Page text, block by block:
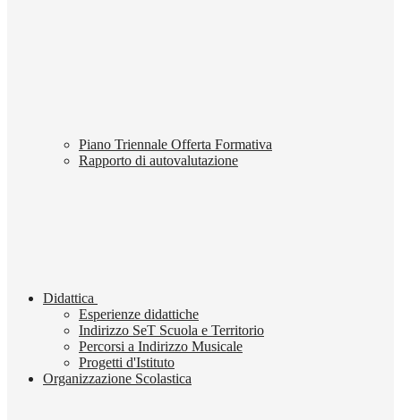
Piano Triennale Offerta Formativa
Rapporto di autovalutazione
Didattica
Esperienze didattiche
Indirizzo SeT Scuola e Territorio
Percorsi a Indirizzo Musicale
Progetti d'Istituto
Organizzazione Scolastica